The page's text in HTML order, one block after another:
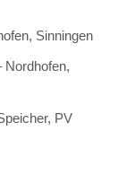
Sinningen
Nordhofen,
PV